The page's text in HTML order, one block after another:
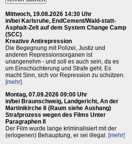
Mittwoch, 19.08.2026 14:30 Uhr
in/bei Karlsruhe, EndCement/Wald-statt-
Asphalt-Zelt auf dem System Change Camp
(SCC)
Kreative Antirepression
Die Begegnung mit Polizei, Justiz und
anderen Repressionsorganen ist
unangenehm - und soll es auch sein, da es
um Einschüchterung und Strafe geht. Es
macht Sinn, sich vor Repression zu schützen.
[mehr]
Montag, 07.09.2026 09:00 Uhr
in/bei Braunschweig, Landgericht, An der
Martinikirche 8 (Raum siehe Aushang)
Strafprozess wegen des Films Unter
Paragraphen II
Der Film wurde lange kriminalisiert mit der
(erlogenen) Behauptung, er sei illegal. [mehr]